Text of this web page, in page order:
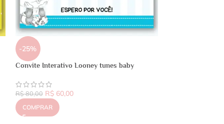
-25%
Convite Interativo Looney tunes baby
R$80,00 R$60,00
COMPRAR